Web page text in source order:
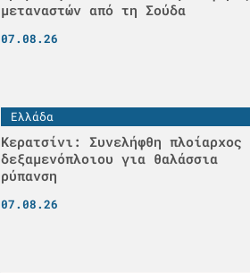
μεταναστών από τη Σούδα
07.08.26
Ελλάδα
Κερατσίνι: Συνελήφθη πλοίαρχος
δεξαμενόπλοιου για θαλάσσια
ρύπανση
07.08.26